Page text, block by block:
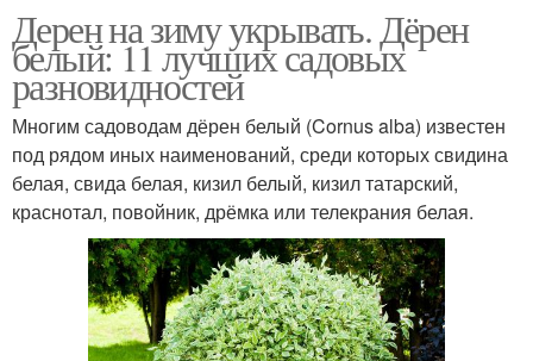
Дерен на зиму укрывать. Дёрен
белый: 11 лучших садовых
разновидностей
Многим садоводам дёрен белый (Cornus alba) известен
под рядом иных наименований, среди которых свидина
белая, свида белая, кизил белый, кизил татарский,
краснотал, повойник, дрёмка или телекрания белая.